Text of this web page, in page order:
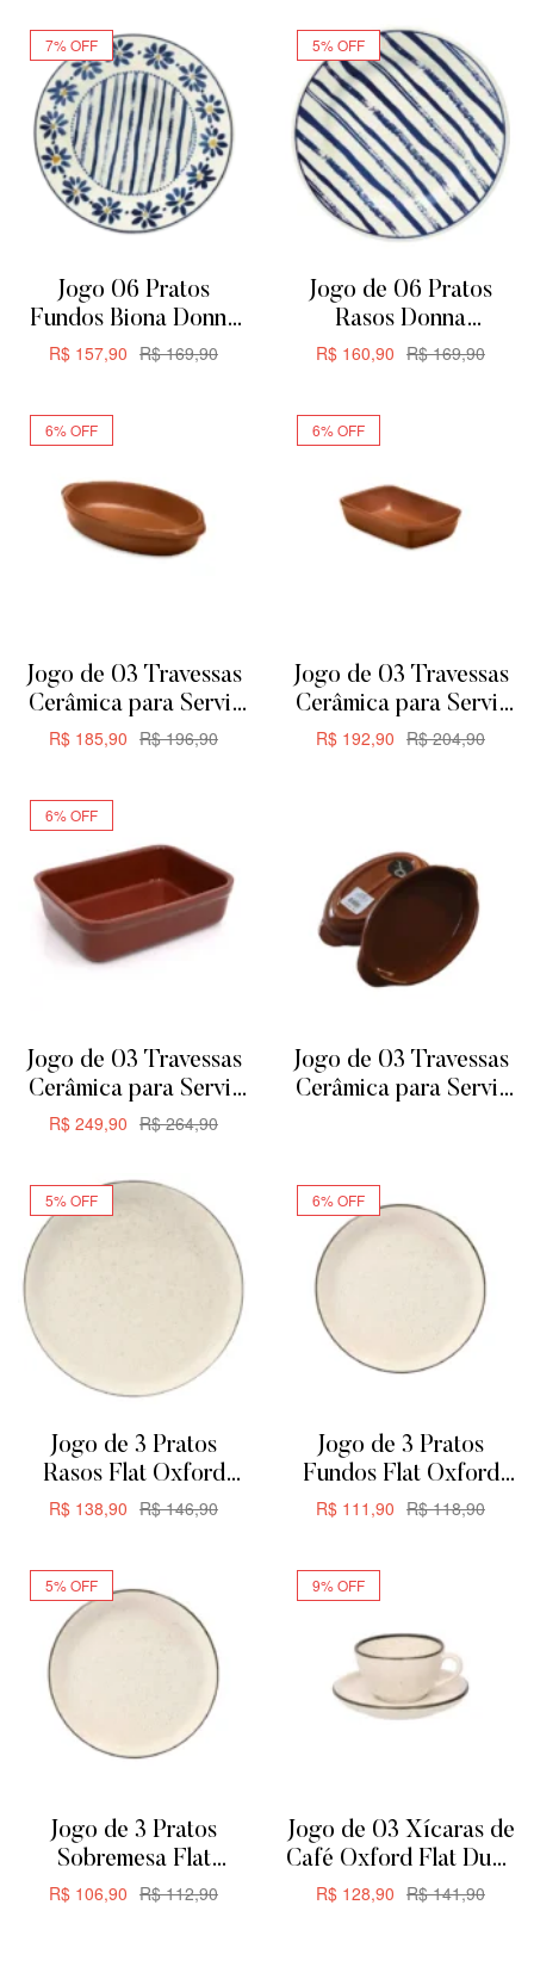
7% OFF
Jogo 06 Pratos
Fundos Biona Donna
Margaridas 21,5cm
R$169,90
R$ 157,90
5% OFF
Jogo de 06 Pratos
Rasos Donna
Margaridas Biona
R$169,90
R$ 160,90
6% OFF
Jogo de 03 Travessas
Cerâmica para Servir
ou Forno de Barro –
R$196,90
R$ 185,90
6% OFF
Jogo de 03 Travessas
Cerâmica para Servir
ou Forno de Barro –
R$204,90
R$ 192,90
6% OFF
Jogo de 03 Travessas
Cerâmica para Servir
ou Forno de Barro –
29cm1,875L
R$264,90
R$ 249,90
Jogo de 03 Travessas
Cerâmica para Servir
5% OFF
Jogo de 3 Pratos
Rasos Flat Oxford
Duna 26cm
R$146,90
R$ 138,90
6% OFF
Jogo de 3 Pratos
Fundos Flat Oxford
Duna 20,5cm
R$118,90
R$ 111,90
5% OFF
Jogo de 3 Pratos
Sobremesa Flat
Oxford Duna 20cm
R$112,90
R$ 106,90
9% OFF
Jogo de 03 Xícaras de
Café Oxford Flat Duna
200ML
R$141,90
R$ 128,90